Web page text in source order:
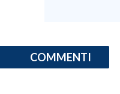
COMMENTI